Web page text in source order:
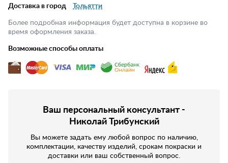
Доставка в город Тольятти
Более подробная информация будет доступна в корзине во
время оформления заказа.
Возможные способы оплаты
Ваш персональный консультант -
Николай Трибунский
Вы можете задать ему любой вопрос по наличию,
комплектации, качеству изделий, срокам покраски и
доставки или ваш собственный вопрос.